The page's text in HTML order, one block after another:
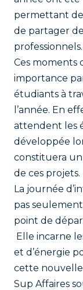
permettant
de partager
professionnels.
Ces moments
importance
étudiants à
l’année. En
attendent les
développée
constituera
de ces projets.
La journée
pas
point de
Elle incarne
et d’énergie
cette nouvelle
Sup Affaires